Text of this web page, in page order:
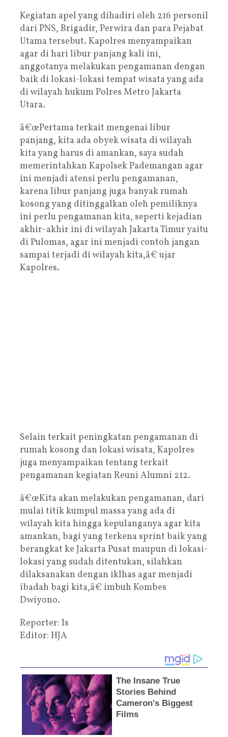
Kegiatan apel yang dihadiri oleh 216 personil
dari PNS, Brigadir, Perwira dan para Pejabat
Utama tersebut. Kapolres menyampaikan
agar di hari libur panjang kali ini,
anggotanya melakukan pengamanan dengan
baik di lokasi-lokasi tempat wisata yang ada
di wilayah hukum Polres Metro Jakarta
Utara.
â€œPertama terkait mengenai libur
panjang, kita ada obyek wisata di wilayah
kita yang harus di amankan, saya sudah
memerintahkan Kapolsek Pademangan agar
ini menjadi atensi perlu pengamanan,
karena libur panjang juga banyak rumah
kosong yang ditinggalkan oleh pemiliknya
ini perlu pengamanan kita, seperti kejadian
akhir-akhir ini di wilayah Jakarta Timur yaitu
di Pulomas, agar ini menjadi contoh jangan
sampai terjadi di wilayah kita,â€ ujar
Kapolres.
Selain terkait peningkatan pengamanan di
rumah kosong dan lokasi wisata, Kapolres
juga menyampaikan tentang terkait
pengamanan kegiatan Reuni Alumni 212.
â€œKita akan melakukan pengamanan, dari
mulai titik kumpul massa yang ada di
wilayah kita hingga kepulanganya agar kita
amankan, bagi yang terkena sprint baik yang
berangkat ke Jakarta Pusat maupun di lokasi-
lokasi yang sudah ditentukan, silahkan
dilaksanakan dengan iklhas agar menjadi
ibadah bagi kita,â€ imbuh Kombes
Dwiyono.
Reporter: Is
Editor: HJA